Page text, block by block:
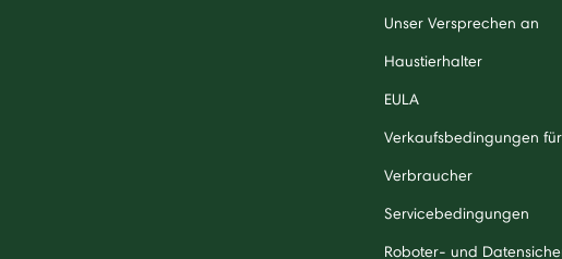
Unser Versprechen an
Haustierhalter
EULA
Verkaufsbedingungen für
Verbraucher
Servicebedingungen
Roboter- und